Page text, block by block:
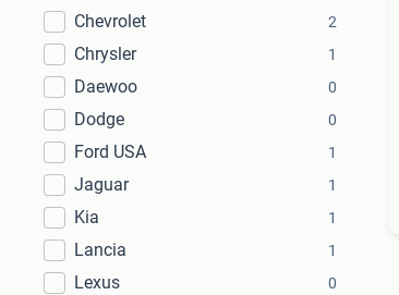
Chevrolet 2
Chrysler 1
Daewoo 0
Dodge 0
Ford USA 1
Jaguar 1
Kia 1
Lancia 1
Lexus 0